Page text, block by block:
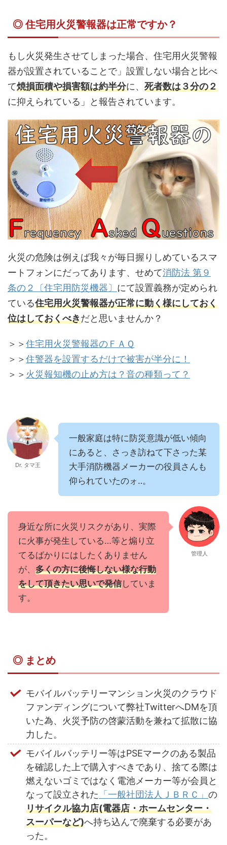
◎ 住宅用火災警報器は正常ですか？
もし火災発生させてしまった場合、住宅用火災警報
器が設置されていることで」設置しない場合と比べ
て焼損面積や損害額は約半分に、 死者数は３分の２
に抑えられている」と報告されています。
火災の危険は例えば我々が毎日握りしめているスマ
ートフォンにだってあります、せめて消防法 第９
条の２〔住宅用防災機器〕 にて設置義務が定められ
ている住宅用火災警報器が正常に動く様にしておく
位はしておくべきだと思いませんか？
＞＞住宅用火災警報器のＦＡＱ
＞＞住警器を設置するだけで被害が半分に！
＞＞ 火災報知機の止め方は？音の種類って？
Dr. タマ王
一般家庭は特に防災意識が低い傾向
にあると、さっき訪ねて下さった某
大手消防機器メーカーの役員さんも
仰られていたのォ‥。
身近な所に火災リスクがあり、実際
に火事が発生している…等と煽り立
てるばかりにはしたくありません
が、 多くの方に後悔しない様な行動
をして頂きたい思いで発信していま
す。
管理人
◎ まとめ
モバイルバッテリーマンション火災のクラウド
ファンディングについて弊社TwitterへDMを頂
いた為、火災予防の啓蒙活動を兼ねて拡散に協
力した。
モバイルバッテリー等はPSEマークのある製品
を確認した上で購入すべきであり、捨てる際は
燃えないゴミではなく電池メーカー等が会員と
なって設立された 「一般社団法人ＪＢＲＣ」 の
リサイクル協力店(電器店・ホームセンター・
スーパーなど)へ持ち込んで廃棄する必要があ
った。